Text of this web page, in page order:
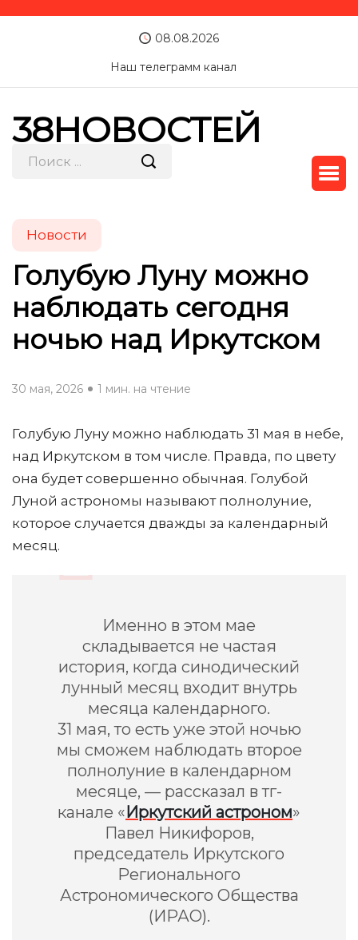
08.08.2026
Наш телеграмм канал
38НОВОСТЕЙ
Новости
Голубую Луну можно
наблюдать сегодня
ночью над Иркутском
30 мая, 2026 1 мин. на чтение
Голубую Луну можно наблюдать 31 мая в небе,
над Иркутском в том числе. Правда, по цвету
она будет совершенно обычная. Голубой
Луной астрономы называют полнолуние,
которое случается дважды за календарный
месяц.
Именно в этом мае
складывается не частая
история, когда синодический
лунный месяц входит внутрь
месяца календарного.
31 мая, то есть уже этой ночью
мы сможем наблюдать второе
полнолуние в календарном
месяце, — рассказал в тг-
канале «Иркутский астроном»
Павел Никифоров,
председатель Иркутского
Регионального
Астрономического Общества
(ИРАО).